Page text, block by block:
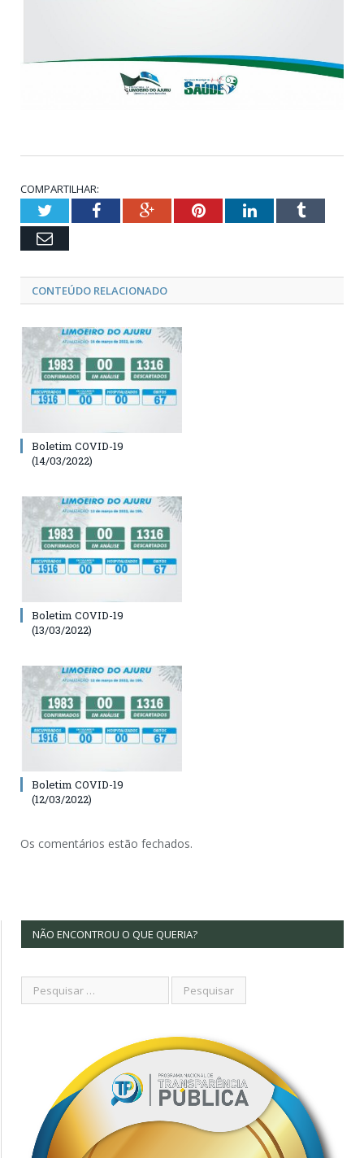
COMPARTILHAR:
TwitterFacebookGoogle+PinterestLinkedInTumblr
Email
CONTEÚDO RELACIONADO
Boletim COVID-19
(14/03/2022)
Boletim COVID-19
(13/03/2022)
Boletim COVID-19
(12/03/2022)
Os comentários estão fechados.
NÃO ENCONTROU O QUE QUERIA?